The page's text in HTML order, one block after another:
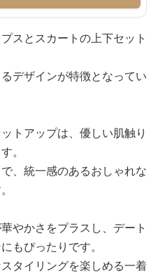
スとスカートの上下セット
デザインが特徴となってい
トアップは、優しい肌触り
。
、統一感のあるおしゃれな
やかさをプラスし、デート
もぴったりです。
タイリングを楽しめる一着